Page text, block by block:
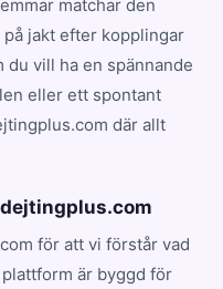
matchar den
jakt efter kopplingar
du vill ha en spännande
eller ett spontant
där allt
för att vi förstår vad
är byggd för